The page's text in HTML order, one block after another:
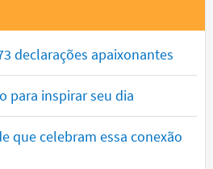
declarações apaixonantes
para inspirar seu dia
que celebram essa conexão